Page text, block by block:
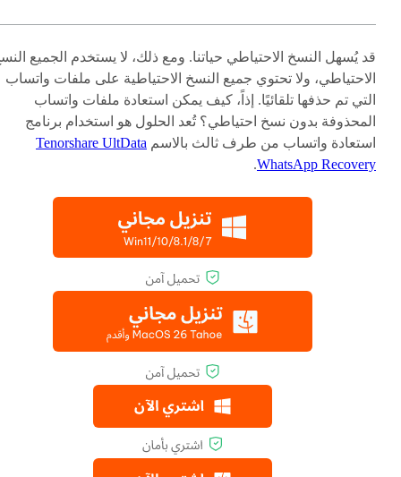
قد يُسهل النسخ الاحتياطي حياتنا. ومع ذلك، لا يستخدم الجميع
الاحتياطي، ولا تحتوي جميع النسخ الاحتياطية على ملفات واتساب
التي تم حذفها تلقائيًا. إذاً، كيف يمكن استعادة ملفات واتساب
المحذوفة بدون نسخ احتياطي؟ تُعد الحلول هو استخدام برنامج
استعادة واتساب من طرف ثالث بالاسم Tenorshare UltData
WhatsApp Recovery
.